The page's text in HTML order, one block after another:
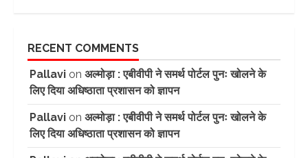
RECENT COMMENTS
Pallavi on अल्मोड़ा : एबीवीपी ने समर्थ पोर्टल पुनः खोलने के
लिए दिया अधिष्ठाता प्रशासन को ज्ञापन
Pallavi on अल्मोड़ा : एबीवीपी ने समर्थ पोर्टल पुनः खोलने के
लिए दिया अधिष्ठाता प्रशासन को ज्ञापन